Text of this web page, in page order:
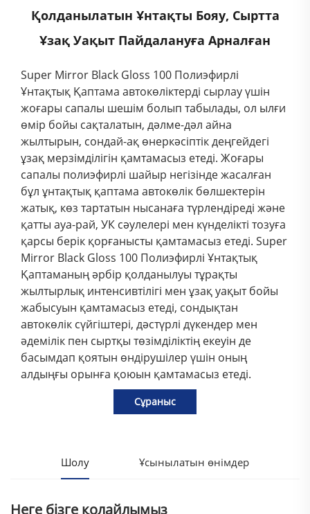
Қолданылатын Ұнтақты Бояу, Сыртта
Ұзақ Уақыт Пайдалануға Арналған
Super Mirror Black Gloss 100 Полиэфирлі
Ұнтақтық Қаптама автокөліктерді сырлау үшін
жоғары сапалы шешім болып табылады, ол ылғи
өмір бойы сақталатын, дәлме-дәл айна
жылтырын, сондай-ақ өнеркәсіптік деңгейдегі
ұзақ мерзімділігін қамтамасыз етеді. Жоғары
сапалы полиэфирлі шайыр негізінде жасалған
бұл ұнтақтық қаптама автокөлік бөлшектерін
жатық, көз тартатын нысанаға түрлендіреді және
қатты ауа-рай, УК сәулелері мен күнделікті тозуға
қарсы берік қорғанысты қамтамасыз етеді. Super
Mirror Black Gloss 100 Полиэфирлі Ұнтақтық
Қаптаманың әрбір қолданылуы тұрақты
жылтырлық интенсивтілігі мен ұзақ уақыт бойы
жабысуын қамтамасыз етеді, сондықтан
автокөлік сүйгіштері, дәстүрлі дүкендер мен
әдемілік пен сыртқы төзімділіктің екеуін де
басымдап қоятын өндірушілер үшін оның
алдыңғы орынға қоюын қамтамасыз етеді.
Сұраныс
Шолу Ұсынылатын өнімдер
Неге бізге қолайлымыз